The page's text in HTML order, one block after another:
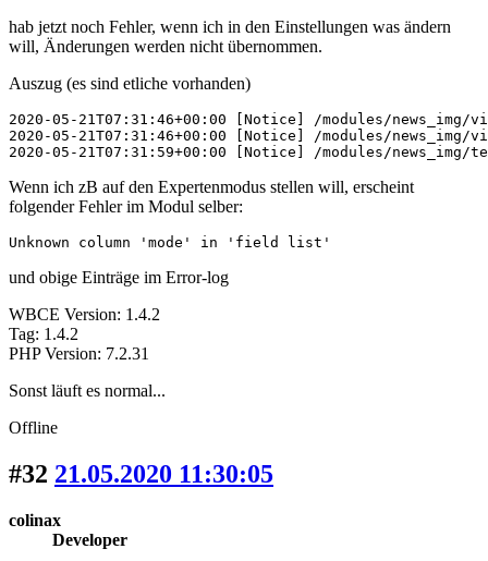
hab jetzt noch Fehler, wenn ich in den Einstellungen was ändern
will, Änderungen werden nicht übernommen.
Auszug (es sind etliche vorhanden)
2020-05-21T07:31:46+00:00 [Notice] /modules/
2020-05-21T07:31:46+00:00 [Notice] /modules/
2020-05-21T07:31:59+00:00 [Notice] /modules/
Wenn ich zB auf den Expertenmodus stellen will, erscheint
folgender Fehler im Modul selber:
Unknown column 'mode' in 'field list'
und obige Einträge im Error-log
WBCE Version: 1.4.2
Tag: 1.4.2
PHP Version: 7.2.31
Sonst läuft es normal...
Offline
#32 21.05.2020 11:30:05
colinax
Developer